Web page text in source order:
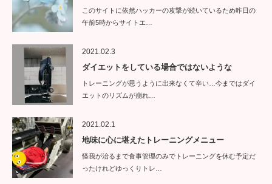
このサイトに依然ハッカーの攻撃が続いているため昨日の
午前5時からサイトエ…
2021.02.3
ダイエットをしている場合ではないような
トレーニングが思うように出来なくて辛い…今まではダイ
エットのリズムが崩れ…
2021.02.1
地味に心に堪えたトレーニングメニュー
怪我が治るまで食事管理のみでトレーニングを休む予定だ
ったけれどゆっくりトレ…